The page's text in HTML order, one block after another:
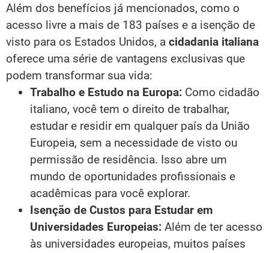
Além dos benefícios já mencionados, como o
acesso livre a mais de 183 países e a isenção de
visto para os Estados Unidos, a cidadania italiana
oferece uma série de vantagens exclusivas que
podem transformar sua vida:
Trabalho e Estudo na Europa: Como cidadão
italiano, você tem o direito de trabalhar,
estudar e residir em qualquer país da União
Europeia, sem a necessidade de visto ou
permissão de residência. Isso abre um
mundo de oportunidades profissionais e
acadêmicas para você explorar.
Isenção de Custos para Estudar em
Universidades Europeias: Além de ter acesso
às universidades europeias, muitos países